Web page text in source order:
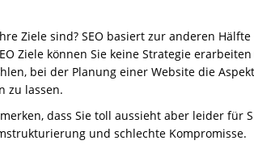
Ziele sind? SEO basiert zur anderen
Ziele können Sie keine Strategie
bei der Planung einer Website die
zu lassen.
dass Sie toll aussieht aber leider für
und schlechte Kompromisse.